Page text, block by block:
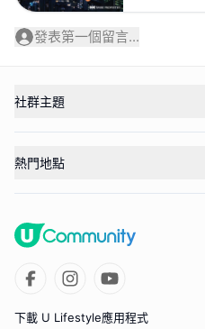
發表第一個留言...
社群主題
熱門地點
下載 U Lifestyle應用程式